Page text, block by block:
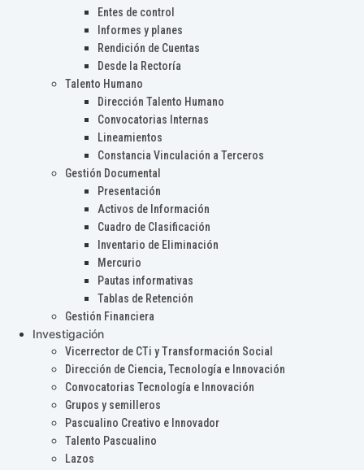
Entes de control
Informes y planes
Rendición de Cuentas
Desde la Rectoría
Talento Humano
Dirección Talento Humano
Convocatorias Internas
Lineamientos
Constancia Vinculación a Terceros
Gestión Documental
Presentación
Activos de Información
Cuadro de Clasificación
Inventario de Eliminación
Mercurio
Pautas informativas
Tablas de Retención
Gestión Financiera
Investigación
Vicerrector de CTi y Transformación Social
Dirección de Ciencia, Tecnología e Innovación
Convocatorias Tecnología e Innovación
Grupos y semilleros
Pascualino Creativo e Innovador
Talento Pascualino
Lazos